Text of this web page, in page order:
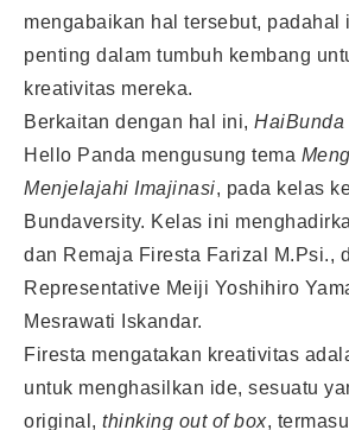
mengabaikan hal tersebut, padahal
penting dalam tumbuh kembang
kreativitas mereka.
Berkaitan dengan hal ini, HaiBunda
Hello Panda mengusung tema
Menjelajahi Imajinasi, pada kelas
Bundaversity. Kelas ini
dan Remaja Firesta Farizal M.Psi.,
Representative Meiji Yoshihiro
Mesrawati Iskandar.
Firesta mengatakan kreativitas
untuk menghasilkan ide, sesuatu
original, thinking out of box,